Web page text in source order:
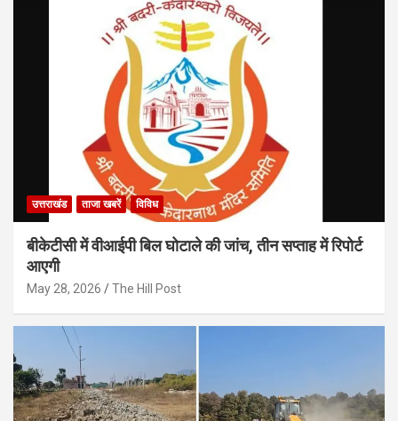
उत्तराखंड ताजा खबरें विविध
बीकेटीसी में वीआईपी बिल घोटाले की जांच, तीन सप्ताह में रिपोर्ट
आएगी
May 28, 2026 The Hill Post